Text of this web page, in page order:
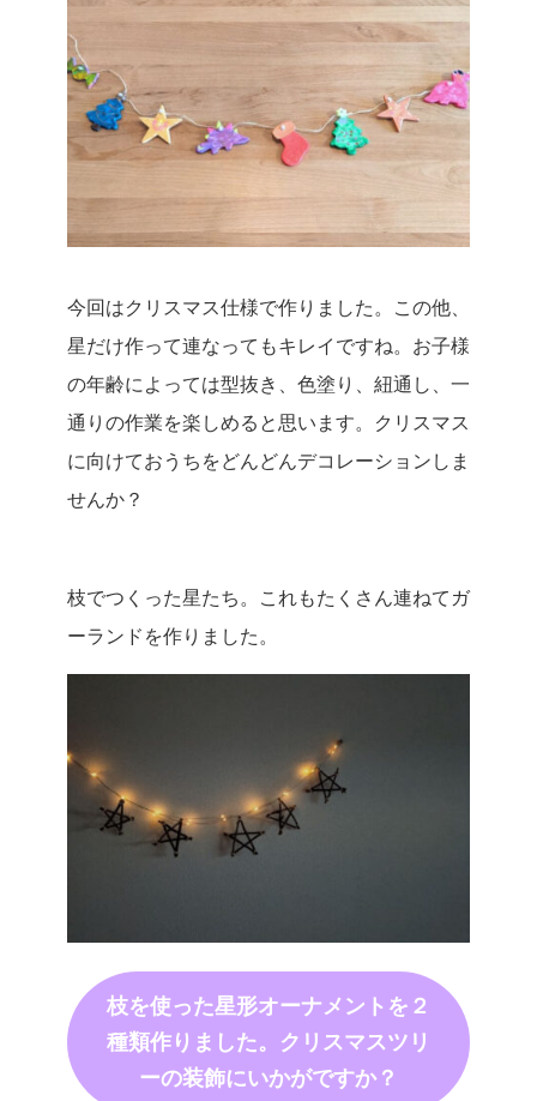
今回はクリスマス仕様で作りました。この他、
星だけ作って連なってもキレイですね。お子様
の年齢によっては型抜き、色塗り、紐通し、一
通りの作業を楽しめると思います。クリスマス
に向けておうちをどんどんデコレーションしま
せんか？
枝でつくった星たち。これもたくさん連ねてガ
ーランドを作りました。
枝を使った星形オーナメントを２
種類作りました。クリスマスツリ
ーの装飾にいかがですか？